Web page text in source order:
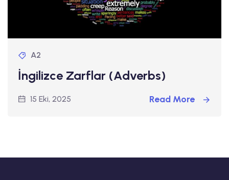
A2
İngilizce Zarflar (Adverbs)
15 Eki, 2025 Read More